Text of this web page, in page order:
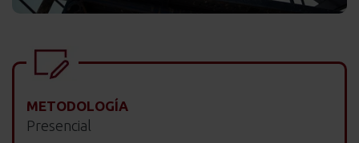
METODOLOGÍA
Presencial